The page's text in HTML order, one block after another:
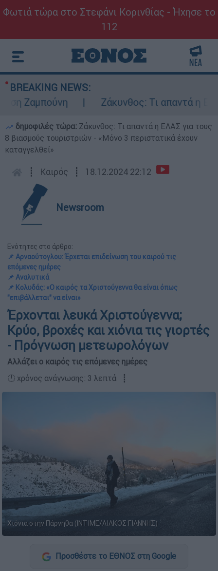
Φωτιά τώρα στο Στεφάνι Κορινθίας - Ήχησε το
112
BREAKING NEWS:
Ζάκυνθος: Τι απαντά η ΕΛΑΣ
δημοφιλές τώρα: Ζάκυνθος: Τι απαντά η ΕΛΑΣ για τους
8 βιασμούς τουριστριών - «Μόνο 3 περιστατικά έχουν
καταγγελθεί»
┋ Καιρός ┋ 18.12.2024 22:12
Newsroom
Ενότητες στο άρθρο:
📌 Αρναούτογλου: Έρχεται επιδείνωση του καιρού τις
επόμενες ημέρες
📌 Αναλυτικά
📌 Κολυδάς: «Ο καιρός τα Χριστούγεννα θα είναι όπως
"επιβάλλεται" να είναι»
Έρχονται λευκά Χριστούγεννα;
Κρύο, βροχές και χιόνια τις γιορτές
- Πρόγνωση μετεωρολόγων
Αλλάζει ο καιρός τις επόμενες ημέρες
🕛 χρόνος ανάγνωσης: 3 λεπτά ┋
Χιόνια στην Πάρνηθα (ΙΝΤΙΜΕ/ΛΙΑΚΟΣ ΓΙΑΝΝΗΣ)
Προσθέστε το ΕΘΝΟΣ στη Google